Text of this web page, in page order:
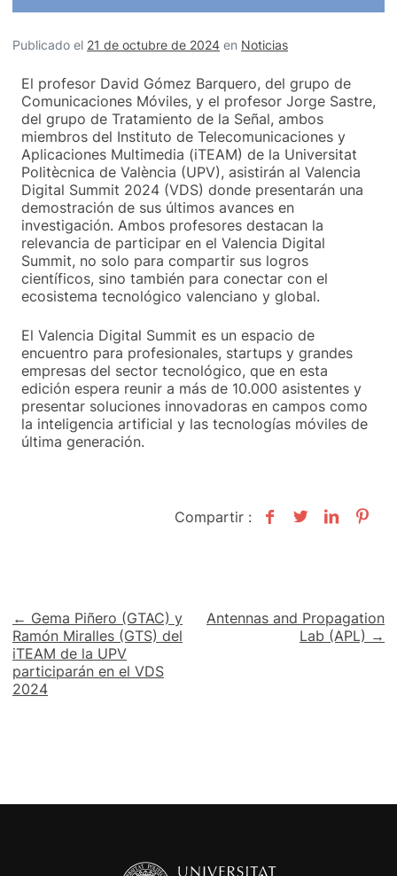
Publicado el 21 de octubre de 2024 en Noticias
El profesor David Gómez Barquero, del grupo de
Comunicaciones Móviles, y el profesor Jorge Sastre,
del grupo de Tratamiento de la Señal, ambos
miembros del Instituto de Telecomunicaciones y
Aplicaciones Multimedia (iTEAM) de la Universitat
Politècnica de València (UPV), asistirán al Valencia
Digital Summit 2024 (VDS) donde presentarán una
demostración de sus últimos avances en
investigación. Ambos profesores destacan la
relevancia de participar en el Valencia Digital
Summit, no solo para compartir sus logros
científicos, sino también para conectar con el
ecosistema tecnológico valenciano y global.
El Valencia Digital Summit es un espacio de
encuentro para profesionales, startups y grandes
empresas del sector tecnológico, que en esta
edición espera reunir a más de 10.000 asistentes y
presentar soluciones innovadoras en campos como
la inteligencia artificial y las tecnologías móviles de
última generación.
Compartir :
Navegación
de
entradas
← Gema Piñero (GTAC) y
Ramón Miralles (GTS) del
iTEAM de la UPV
participarán en el VDS
2024
Antennas and Propagation
Lab (APL) →